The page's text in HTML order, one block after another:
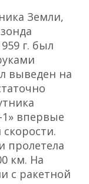
Земли,
г. был
выведен на
впервые
пролетела
км. На
с ракетной